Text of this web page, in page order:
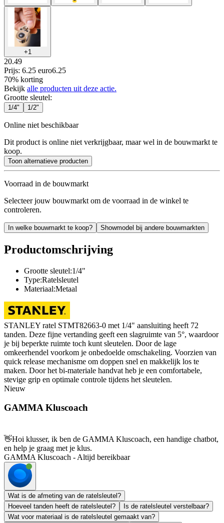
+1
20.49
Prijs: 6.25 euro6.25
70% korting
Bekijk alle producten uit deze actie.
Grootte sleutel:
1/4" 1/2"
Online niet beschikbaar
Dit product is online niet verkrijgbaar, maar wel in de bouwmarkt te
koop.
Toon alternatieve producten
Voorraad in de bouwmarkt
Selecteer jouw bouwmarkt om de voorraad in de winkel te
controleren.
In welke bouwmarkt te koop? Showmodel bij andere bouwmarkten
Productomschrijving
Grootte sleutel:1/4"
Type:Ratelsleutel
Materiaal:Metaal
STANLEY ratel STMT82663-0 met 1/4" aansluiting heeft 72
tanden. Deze fijne vertanding geeft een slagruimte van 5°, waardoor
je bij beperkte ruimte toch kunt sleutelen. Door de lage
omkeerhendel voorkom je onbedoelde omschakeling. Voorzien van
quick release mechanisme om doppen snel en makkelijk los te
maken. Door het bi-materiale handvat heb je een comfortabele,
stevige grip en optimale controle tijdens het sleutelen.
Nieuw
GAMMA Kluscoach
👋Hoi klusser, ik ben de GAMMA Kluscoach, een handige chatbot,
en help je graag met je klus.
GAMMA Kluscoach - Altijd bereikbaar
Wat is de afmeting van de ratelsleutel?
Hoeveel tanden heeft de ratelsleutel?
Is de ratelsleutel verstelbaar?
Wat voor materiaal is de ratelsleutel gemaakt van?